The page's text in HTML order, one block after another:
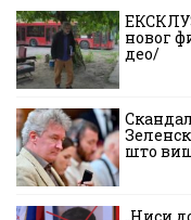
новог
део/
што